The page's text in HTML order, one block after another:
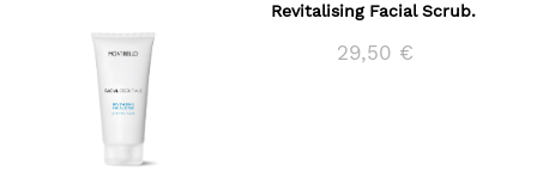
Revitalising Facial Scrub.
29,50 €